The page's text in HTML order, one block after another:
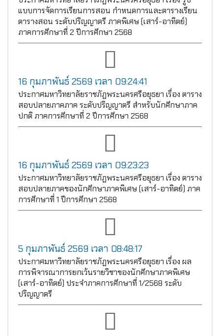
แบบการจัดการเรียนการสอน กำหนดการและตารางเรียน
ตารางสอน ระดับปริญญาตรี ภาคพิเศษ (เสาร์-อาทิตย์)
ภาคการศึกษาที่ 2 ปีการศึกษา 2568
16 กุมภาพันธ์ 2569 เวลา 09:24:41
ประกาศมหาวิทยาลัยราชภัฏพระนครศรีอยุธยา เรื่อง ตาราง
สอบปลายภาคภาค ระดับปริญญาตรี สำหรับนักศึกษาภาค
ปกติ ภาคการศึกษาที่ 2 ปีการศึกษา 2568
16 กุมภาพันธ์ 2569 เวลา 09:23:23
ประกาศมหาวิทยาลัยราชภัฏพระนครศรีอยุธยา เรื่อง ตาราง
สอบปลายภาคของนักศึกษาภาคพิเศษ (เสาร์-อาทิตย์) ภาค
การศึกษาที่ 1 ปีการศึกษา 2568
5 กุมภาพันธ์ 2569 เวลา 08:48:17
ประกาศมหาวิทยาลัยราชภัฏพระนครศรีอยุธยา เรื่อง ผล
การพิจารณาการยกเว้นรายวิชาของนักศึกษาภาคพิเศษ
(เสาร์-อาทิตย์) ประจำภาคการศึกษาที่ 1/2568 ระดับ
ปริญญาตรี